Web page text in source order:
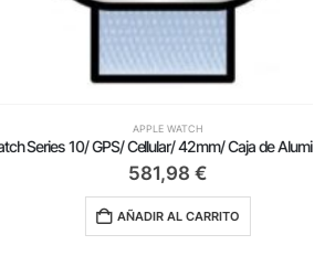
Apple Watch Series 10/ GPS/ Cellular/ 42mm/ Caja de Aluminio / Correa Loop Deportiva Azul Nube
AÑADIR AL CARRITO